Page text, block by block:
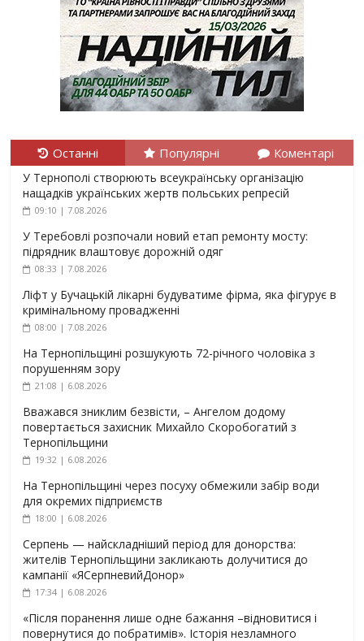
Останні Популярні Коментарі
У Тернополі створюють всеукраїнську організацію
нащадків українських жертв польських репресій
09:10 | 7.08.2026
У Теребовлі розпочали новий етап ремонту мосту:
підрядник влаштовує дорожній одяг
08:33 | 7.08.2026
Ліфт у Бучацькій лікарні будуватиме фірма, яка фігурує в
кримінальному провадженні
08:00 | 7.08.2026
На Тернопільщині розшукують 72-річного чоловіка з
порушенням зору
21:08 | 6.08.2026
Вважався зниклим безвісти, – Ангелом додому
повертається захисник Михайло Скоробогатий з
Тернопільщини
19:32 | 6.08.2026
На Тернопільщині через посуху обмежили забір води
для окремих підприємств
18:00 | 6.08.2026
Серпень — найскладніший період для донорства:
жителів Тернопільщини закликають долучитися до
кампанії «ЯСерпневийДонор»
17:34 | 6.08.2026
«Після поранення лише одне бажання –відновитися і
повернутися до побратимів». Історія незламного